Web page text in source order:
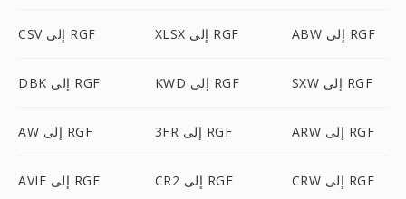
CSV إلى RGF XLSX إلى RGF ABW إلى RGF
DBK إلى RGF KWD إلى RGF SXW إلى RGF
AW إلى RGF 3FR إلى RGF ARW إلى RGF
AVIF إلى RGF CR2 إلى RGF CRW إلى RGF